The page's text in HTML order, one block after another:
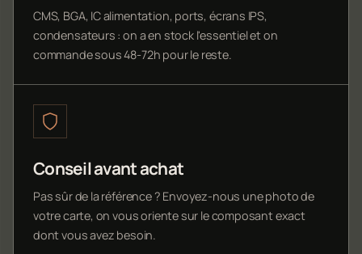
CMS, BGA, IC alimentation, ports, écrans IPS,
condensateurs : on a en stock l'essentiel et on
commande sous 48-72h pour le reste.
Conseil avant achat
Pas sûr de la référence ? Envoyez-nous une photo de
votre carte, on vous oriente sur le composant exact
dont vous avez besoin.